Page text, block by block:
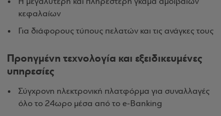
κεφαλαίων
Για διάφορους τύπους πελατών και τις ανάγκες τους
Προηγμένη τεχνολογία και εξειδικευμένες
υπηρεσίες
Σύγχρονη ηλεκτρονική πλατφόρμα για συναλλαγές
όλο το 24ωρο μέσα από το e-Banking